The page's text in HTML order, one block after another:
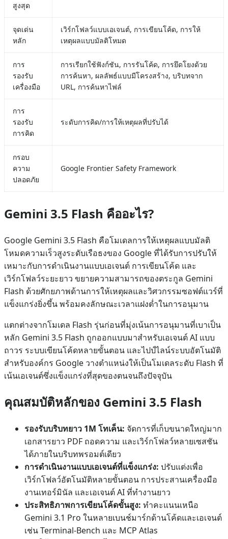
สูงสุด
จุดเด่น
หลัก
เวิร์กโฟลว์แบบเอเจนต์, การเขียนโค้ด, การให้
เหตุผลแบบมัลติโหมด
การ
รองรับ
เครื่องมือ
การเรียกใช้ฟังก์ชัน, การรันโค้ด, การยึดโยงด้วย
การค้นหา, ผลลัพธ์แบบมีโครงสร้าง, บริบทจาก
URL, การค้นหาไฟล์
การ
รองรับ
การคิด
ระดับการคิด/การให้เหตุผลที่ปรับได้
กรอบ
ความ
ปลอดภัย
Google Frontier Safety Framework
Gemini 3.5 Flash คืออะไร?
Google Gemini 3.5 Flash คือโมเดลการให้เหตุผลแบบมัลติ
โหมดความเร็วสูงระดับเรือธงของ Google ที่ได้รับการปรับให้
เหมาะกับการดำเนินงานแบบเอเจนต์ การเขียนโค้ด และ
เวิร์กโฟลว์ระยะยาว ขยายความสามารถของตระกูล Gemini
Flash ด้วยศักยภาพด้านการให้เหตุผลและวิศวกรรมซอฟต์แวร์ที่
แข็งแกร่งยิ่งขึ้น พร้อมคงลักษณะเวลาแฝงต่ำในการอนุมาน
แตกต่างจากโมเดล Flash รุ่นก่อนที่มุ่งเน้นการอนุมานที่เบาเป็น
หลัก Gemini 3.5 Flash ถูกออกแบบมาสำหรับเอเจนต์ AI แบบ
ถาวร ระบบเขียนโค้ดหลายขั้นตอน และไปป์ไลน์ระบบอัตโนมัติ
สำหรับองค์กร Google วางตำแหน่งให้เป็นโมเดลระดับ Flash ที่
เน้นเอเจนต์ซึ่งแข็งแกร่งที่สุดของตนจนถึงปัจจุบัน
คุณสมบัติหลักของ Gemini 3.5 Flash
รองรับบริบทยาว 1M โทเค็น: จัดการที่เก็บขนาดใหญ่มาก
เอกสารยาว PDF ถอดความ และเวิร์กโฟลว์หลายเซสชัน
ได้ภายในบริบทพรอมต์เดียว
การดำเนินงานแบบเอเจนต์ที่แข็งแกร่ง: ปรับแต่งเพื่อ
เวิร์กโฟลว์อัตโนมัติหลายขั้นตอน การประสานเครื่องมือ
งานเทอร์มินัล และเอเจนต์ AI ที่ทำงานยาว
ประสิทธิภาพการเขียนโค้ดขั้นสูง: ทำคะแนนเหนือ
Gemini 3.1 Pro ในหลายเบนช์มาร์กด้านโค้ดและเอเจนต์
เช่น Terminal-Bench และ MCP Atlas